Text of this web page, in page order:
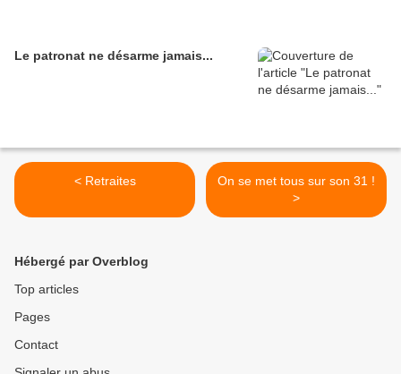
Le patronat ne désarme jamais...
< Retraites
On se met tous sur son 31 !
>
Hébergé par Overblog
Top articles
Pages
Contact